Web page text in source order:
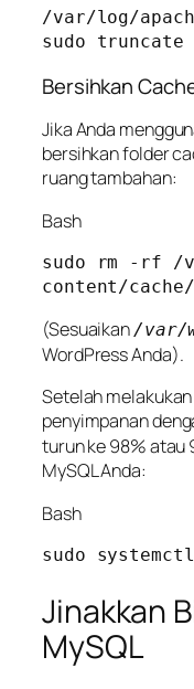
/var/log/
Bersihkan
Jika Anda
bersihkan folder
ruang tambahan:
Bash
sudo rm -rf /
(Sesuaikan/var/
WordPress Anda).
Setelah
penyimpanan
turun ke 98% atau
MySQL Anda:
Bash
Jinakkan
MySQL